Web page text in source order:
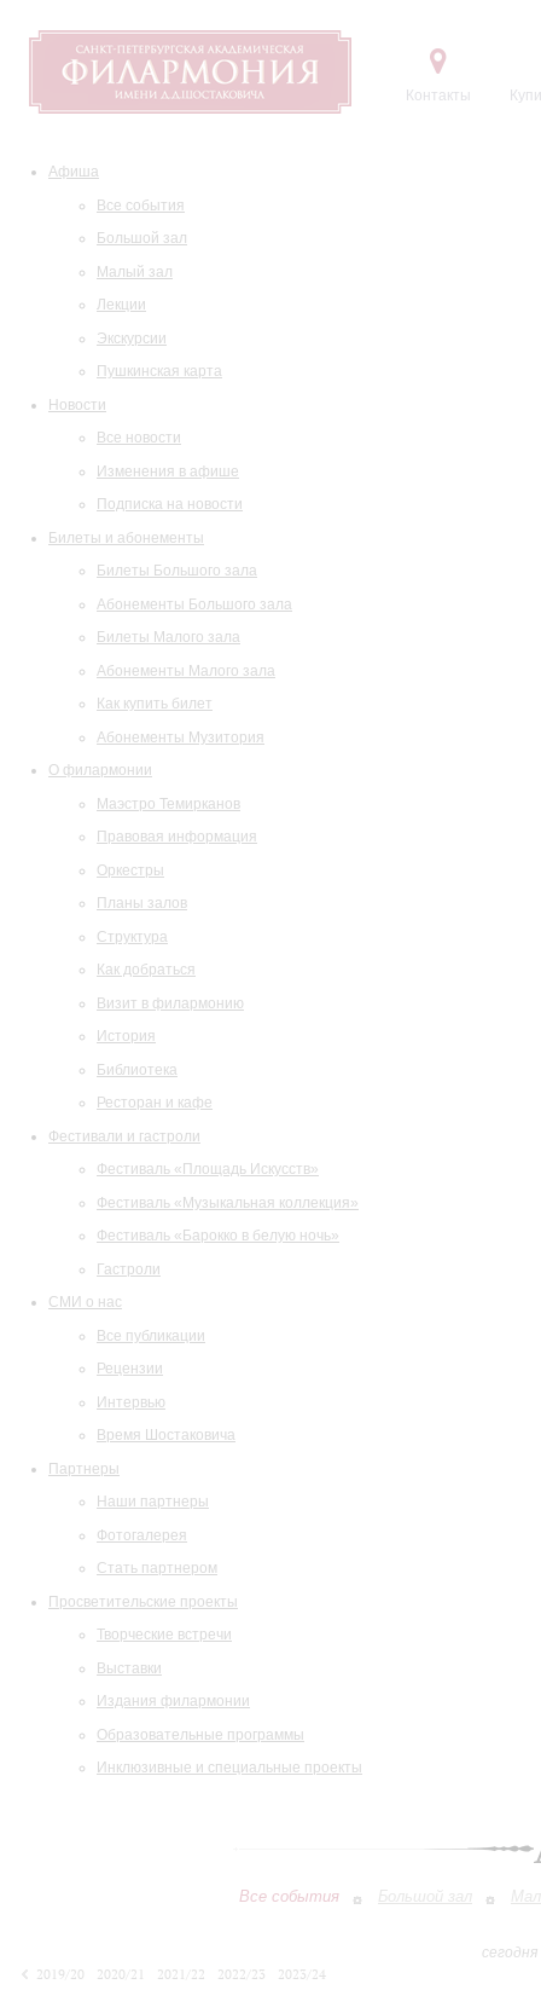
Контакты
Афиша
Все события
Большой зал
Малый зал
Лекции
Экскурсии
Пушкинская карта
Новости
Все новости
Изменения в афише
Подписка на новости
Билеты и абонементы
Билеты Большого зала
Абонементы Большого зала
Билеты Малого зала
Абонементы Малого зала
Как купить билет
Абонементы Музитория
О филармонии
Маэстро Темирканов
Правовая информация
Оркестры
Планы залов
Структура
Как добраться
Визит в филармонию
История
Библиотека
Ресторан и кафе
Фестивали и гастроли
Фестиваль «Площадь Искусств»
Фестиваль «Музыкальная коллекция»
Фестиваль «Барокко в белую ночь»
Гастроли
СМИ о нас
Все публикации
Рецензии
Интервью
Время Шостаковича
Партнеры
Наши партнеры
Фотогалерея
Стать партнером
Просветительские проекты
Творческие встречи
Выставки
Издания филармонии
Образовательные программы
Инклюзивные и специальные проекты
Все события Большой зал
2019/20
2020/21 2021/22 2022/23
2023/24